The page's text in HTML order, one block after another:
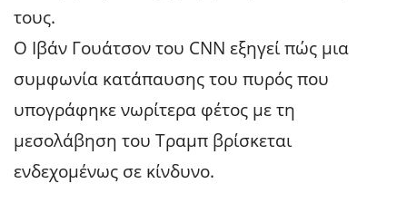
τους.
Ο Ιβάν Γουάτσον του CNN εξηγεί πώς μια
συμφωνία κατάπαυσης του πυρός που
υπογράφηκε νωρίτερα φέτος με τη
μεσολάβηση του Τραμπ βρίσκεται
ενδεχομένως σε κίνδυνο.